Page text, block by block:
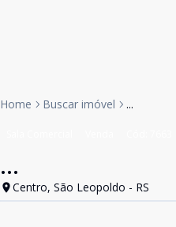
Home Buscar imóvel ...
...
Centro, São Leopoldo - RS